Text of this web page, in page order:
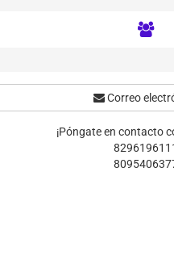
Correo
¡Póngate en contacto